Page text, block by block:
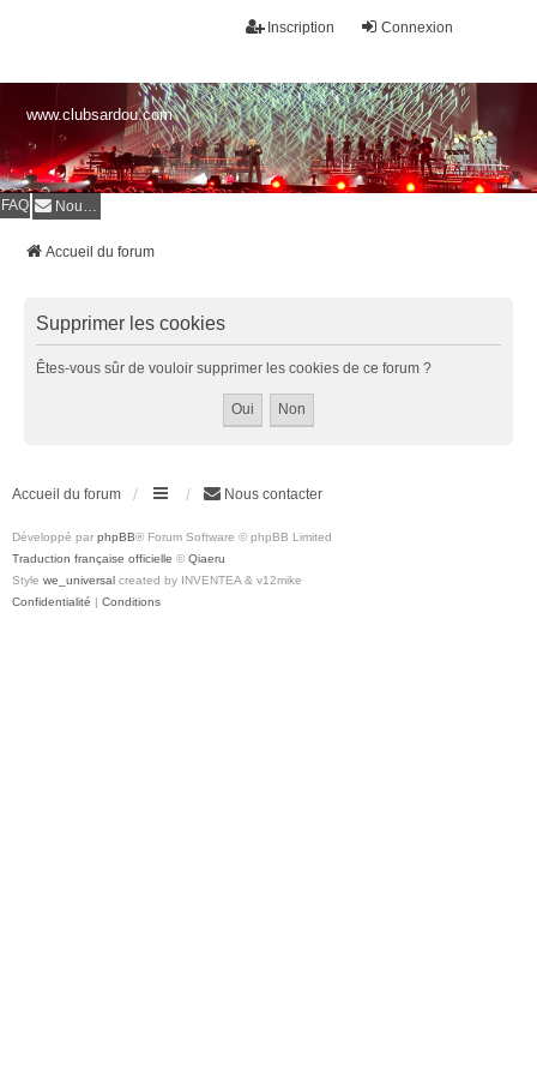
Connexion
Inscription
www.clubsardou.com
FAQ Nous contacter
Accueil du forum
Supprimer les cookies
Êtes-vous sûr de vouloir supprimer les cookies de ce forum ?
Accueil du forum Nous contacter
Développé par phpBB® Forum Software © phpBB Limited
Traduction française officielle © Qiaeru
Style we_universal created by INVENTEA & v12mike
Confidentialité | Conditions